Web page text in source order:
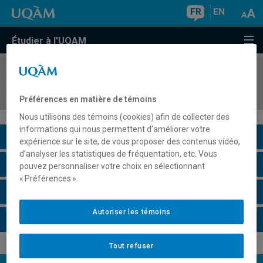
FR EN
Étudier à l'UQAM
COURS//
Description du cours
Horaire - Été 2026
Préférences en matière de témoins
Nous utilisons des témoins (cookies) afin de collecter des
informations qui nous permettent d’améliorer votre
expérience sur le site, de vous proposer des contenus vidéo,
d’analyser les statistiques de fréquentation, etc. Vous
pouvez personnaliser votre choix en sélectionnant
« Préférences ».
Tout refuser
Autoriser les témoins